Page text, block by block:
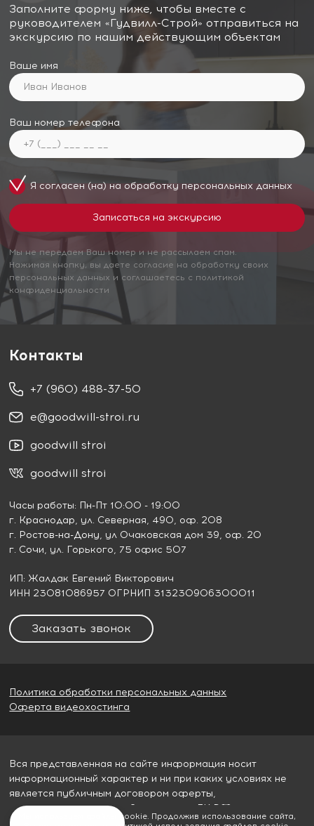
Заполните форму ниже, чтобы вместе с
руководителем «Гудвилл-Строй» отправиться на
экскурсию по нашим действующим объектам
Ваше имя
Ваш номер телефона
Я согласен (на) на обработкуперсональных данных
Мы не передаем Ваш номер и не рассылаем спам.
Нажимая кнопку, вы даете согласие на обработку своих
персональных данных и соглашаетесь с политикой
конфиденциальности
Контакты
+7 (960) 488-37-50
e@goodwill-stroi.ru
goodwill stroi
goodwill stroi
Часы работы: Пн-Пт 10:00 - 19:00
г. Краснодар, ул. Северная, 490, оф. 208
г. Ростов-на-Дону, ул Очаковская дом 39, оф. 20
г. Сочи, ул. Горького, 75 офис 507
ИП: Жалдак Евгений Викторович
ИНН 23081086957 ОГРНИП 313230906300011
Заказать звонок
Политика обработки персональных данных
Оферта видеохостинга
Вся представленная на сайте информация носит
информационный характер и ни при каких условиях не
является публичным договором оферты,
определяемым пунктом 2 статьи 437 ГК РФ
Мы используем файлы cookie. Продолжив использование сайта,